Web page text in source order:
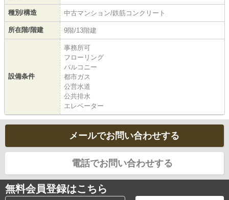
種別/構造 中古マンション/鉄筋コンクリート
所在階/階建 9階/13階建
設備条件
事務所可
フローリング
バルコニー
都市ガス
公営水道
公共排水
エレベーター
メールでお問い合わせする
電話でお問い合わせする
無料会員登録はこちら